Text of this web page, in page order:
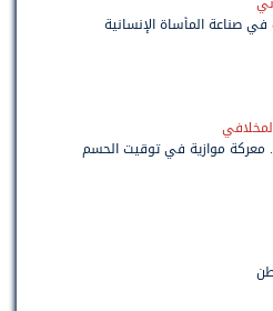
صناعة المأساة الإنسانية
معركة موازية في توقيت الحسم